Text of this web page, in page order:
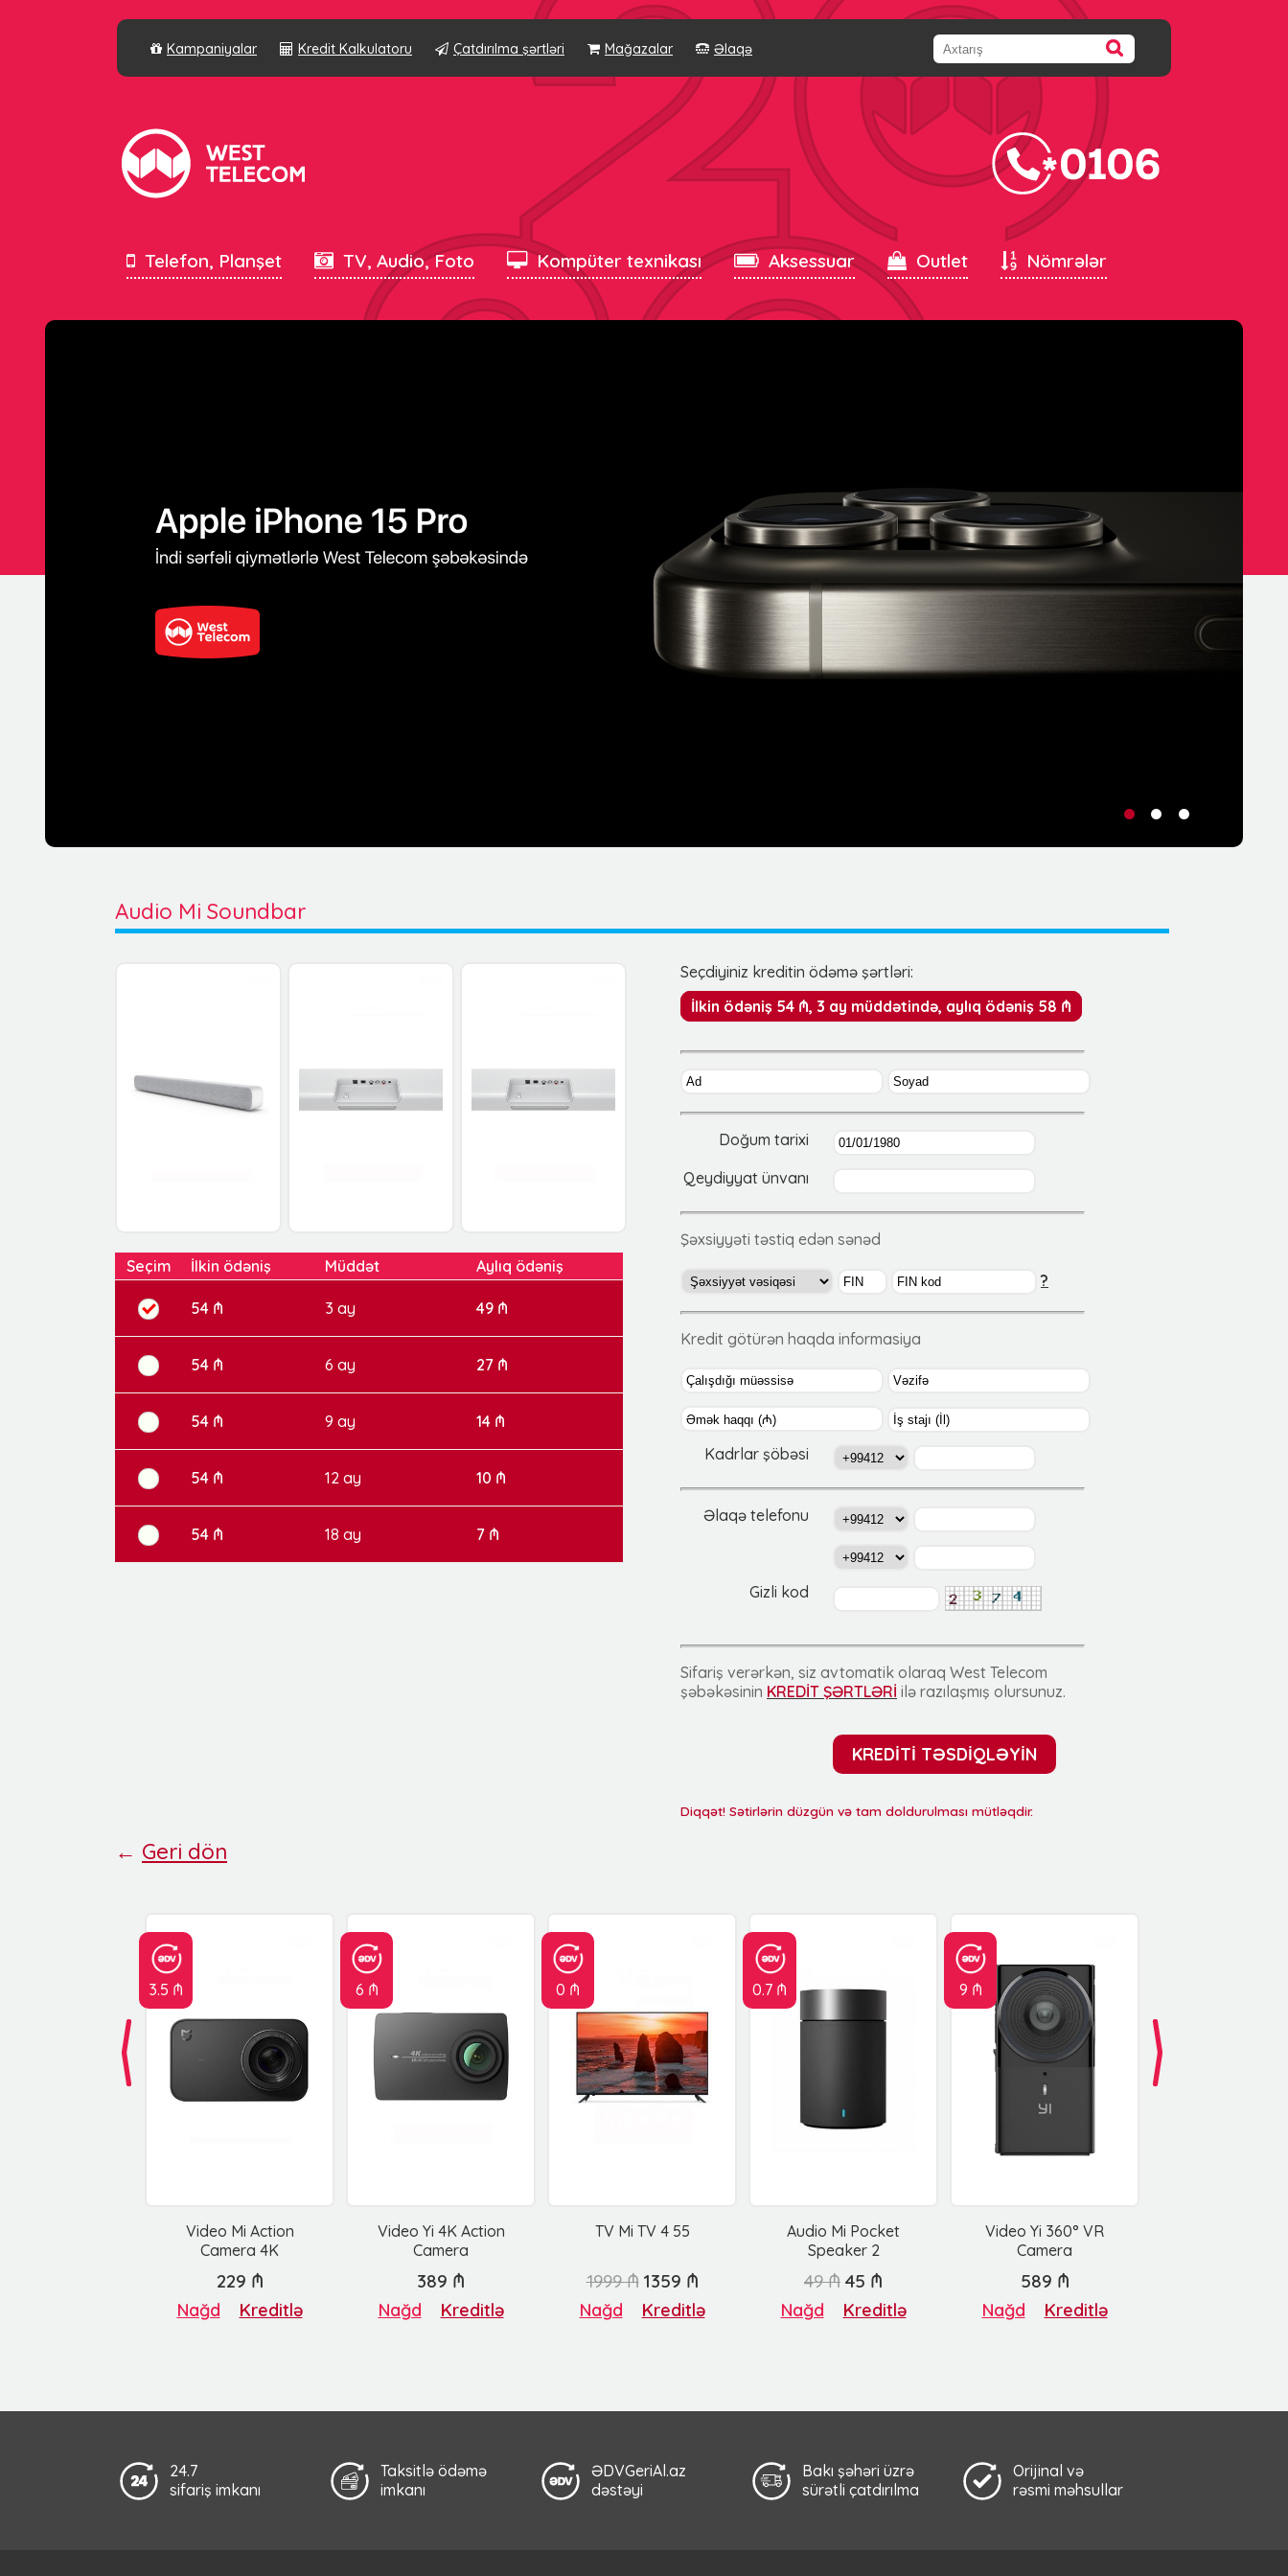
Kampaniyalar Kredit Kalkulatoru Çatdırılma şərtləri Mağazalar Əlaqə
Telefon, Planşet TV, Audio, Foto Kompüter texnikası Aksessuar Outlet Nömrələr
• • •
Audio Mi Soundbar
Seçim İlkin ödəniş Müddət Aylıq ödəniş
54 ₼ 3 ay 49 ₼
54 ₼ 6 ay 27 ₼
54 ₼ 9 ay 14 ₼
54 ₼ 12 ay 10 ₼
54 ₼ 18 ay 7 ₼
Seçdiyiniz kreditin ödəmə şərtləri:
İlkin ödəniş 54 ₼, 3 ay müddətində, aylıq ödəniş 58 ₼
Doğum tarixi
Qeydiyyat ünvanı
Şəxsiyyəti təstiq edən sənəd
?
Kredit götürən haqda informasiya
Kadrlar şöbəsi
Əlaqə telefonu
Gizli kod
Sifariş verərkən, siz avtomatik olaraq West Telecom
şəbəkəsinin KREDİT ŞƏRTLƏRİ ilə razılaşmış olursunuz.
KREDİTİ TƏSDİQLƏYİN
Diqqət! Sətirlərin düzgün və tam doldurulması mütləqdir.
← Geri dön
3.5 ₼
Video Mi Action
Camera 4K
6 ₼
Video Yi 4K Action
Camera
0 ₼
TV Mi TV 4 55
0.7 ₼
Audio Mi Pocket
Speaker 2
9 ₼
Video Yi 360° VR
Camera
229 ₼
Nağd Kreditlə
389 ₼
Nağd Kreditlə
1999 ₼ 1359 ₼
Nağd Kreditlə
49 ₼ 45 ₼
Nağd Kreditlə
589 ₼
Nağd Kreditlə
24.7
sifariş imkanı
Taksitlə ödəmə
imkanı
ƏDVGeriAl.az
dəstəyi
Bakı şəhəri üzrə
sürətli çatdırılma
Orijinal və
rəsmi məhsullar